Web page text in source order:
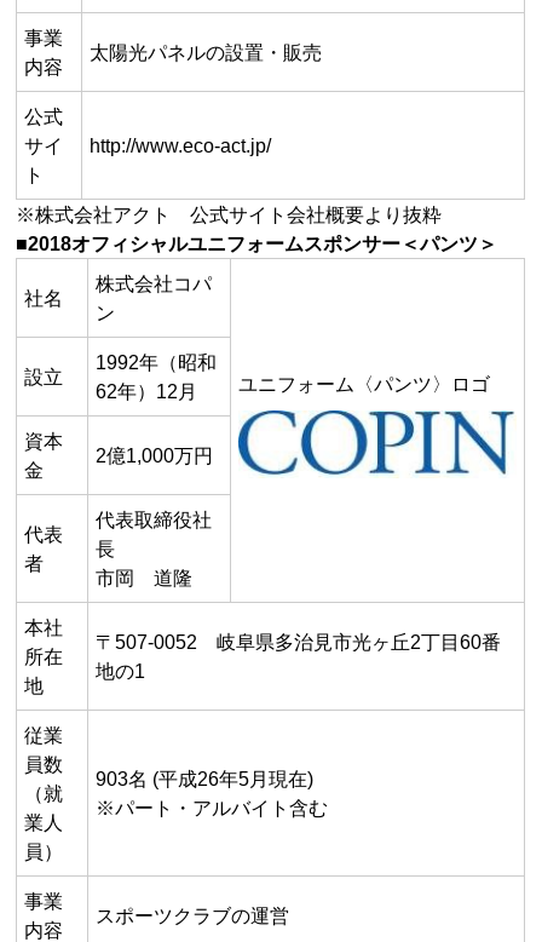
事業
内容
太陽光パネルの設置・販売
公式
サイ
ト
http://www.eco-act.jp/
※株式会社アクト 公式サイト会社概要より抜粋
■2018オフィシャルユニフォームスポンサー＜パンツ＞
社名
株式会社コパ
ン
ユニフォーム〈パンツ〉ロゴ
設立
1992年（昭和
62年）12月
資本
金
2億1,000万円
代表
者
代表取締役社
長
市岡 道隆
本社
所在
地
〒507-0052 岐阜県多治見市光ヶ丘2丁目60番
地の1
従業
員数
（就
業人
員）
903名 (平成26年5月現在)
※パート・アルバイト含む
事業
内容
スポーツクラブの運営